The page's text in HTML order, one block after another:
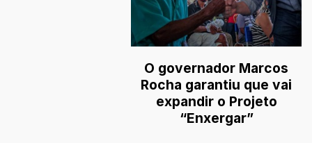
O governador Marcos
Rocha garantiu que vai
expandir o Projeto
“Enxergar”